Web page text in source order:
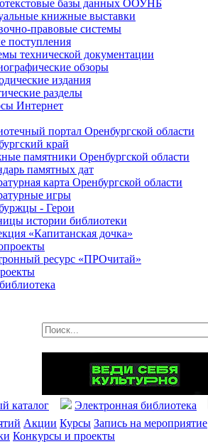
базы данных ООУНБ
книжные выставки
правовые системы
поступления
технической документации
обзоры
издания
разделы
Интернет
портал Оренбургской области
край
памятники Оренбургской области
памятных дат
карта Оренбургской области
игры
- Герои
истории библиотеки
«Капитанская дочка»
ресурс «ПРОчитай»
каталог Электронная библиотека
Акции Курсы Запись на мероприятие
Конкурсы и проекты